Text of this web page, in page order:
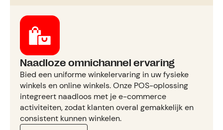
Naadloze omnichannel ervaring
Bied een uniforme winkelervaring in uw fysieke
winkels en online winkels. Onze POS-oplossing
integreert naadloos met je e-commerce
activiteiten, zodat klanten overal gemakkelijk en
consistent kunnen winkelen.